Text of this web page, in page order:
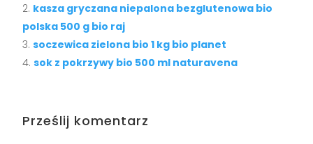
kasza gryczana niepalona bezglutenowa bio
polska 500 g bio raj
soczewica zielona bio 1 kg bio planet
sok z pokrzywy bio 500 ml naturavena
Prześlij komentarz